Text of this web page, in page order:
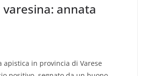
annata
apistica in provincia di Varese